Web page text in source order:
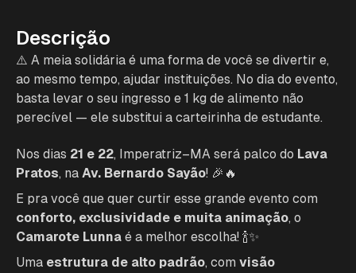
Descrição
⚠️ A meia solidária é uma forma de você se divertir e,
ao mesmo tempo, ajudar instituições. No dia do evento,
basta levar o seu ingresso e 1 kg de alimento não
perecível — ele substitui a carteirinha de estudante.
Nos dias 21 e 22, Imperatriz–MA será palco do Lava
Pratos, na Av. Bernardo Sayão! 🎉🔥
E pra você que quer curtir esse grande evento com
conforto, exclusividade e muita animação, o
Camarote Lunna é a melhor escolha! 🍾✨
Uma estrutura de alto padrão, com visão